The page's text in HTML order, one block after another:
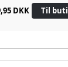
DKK Til